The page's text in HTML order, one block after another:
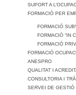
SUPORT A
FORMACIÓ PER
FORMACIÓ
FORMACIÓ “IN
FORMACIÓ
FORMACIÓ
ANESPRO
QUALITAT I
CONSULTORIA I
SERVEI DE GESTIÓ